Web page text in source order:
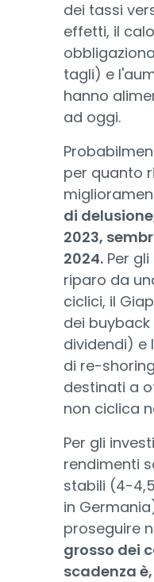
dei tassi
effetti, il
tagli) e
hanno
ad oggi.
per quanto
di
2023,
2024. Per
riparo da
ciclici, il
dei
dividendi) e
di re-
destinati a
non ciclica
Per gli
rendimenti
stabili (4-
in
proseguire
grosso dei
scadenza